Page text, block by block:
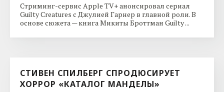
Стриминг-сервис Apple TV+ анонсировал сериал
Guilty Creatures с Джулией Гарнер в главной роли. В
основе сюжета — книга Микиты Броттман Guilty ...
СТИВЕН СПИЛБЕРГ СПРОДЮСИРУЕТ
ХОРРОР «КАТАЛОГ МАНДЕЛЫ»